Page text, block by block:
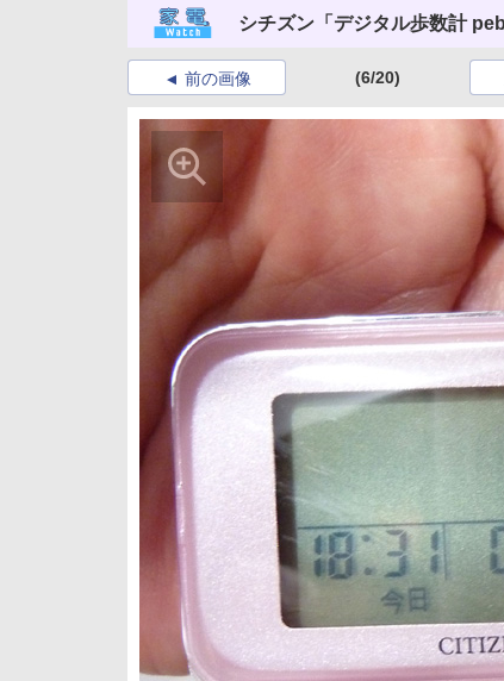
シチズン「デジタル歩数計
前の画像 (6/20)